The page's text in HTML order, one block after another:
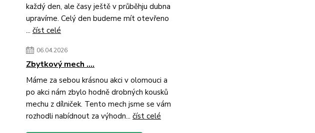
každý den, ale časy ještě v průběhju dubna
upravíme. Celý den budeme mít otevřeno
... číst celé
06.04.2026
Zbytkový mech ....
Máme za sebou krásnou akci v olomouci a
po akci nám zbylo hodně drobných kousků
mechu z dílniček. Tento mech jsme se vám
rozhodli nabídnout za výhodn... číst celé